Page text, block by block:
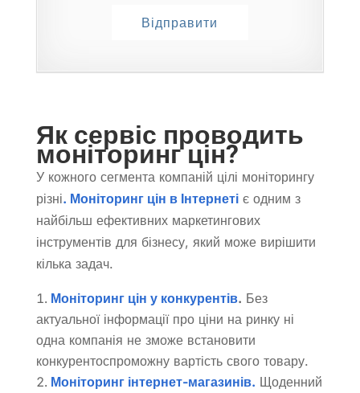
Як сервіс проводить
моніторинг цін?
У кожного сегмента компаній цілі моніторингу
різні. Моніторинг цін в Інтернетіє одним з
найбільш ефективних маркетингових
інструментів для бізнесу, який може вирішити
кілька задач.
Моніторинг цін у конкурентів. Без
актуальної інформації про ціни на ринку ні
одна компанія не зможе встановити
конкурентоспроможну вартість свого товару.
Моніторинг інтернет-магазинів. Щоденний